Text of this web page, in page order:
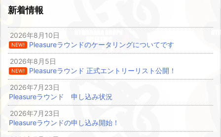
新着情報
2026年8月10日
NEW!
Pleasureラウンドのケータリングについてです
2026年8月5日
NEW!
Pleasureラウンド 正式エントリーリスト公開！
2026年7月23日
Pleasureラウンド 申し込み状況
2026年7月23日
Pleasureラウンドの申し込み開始！